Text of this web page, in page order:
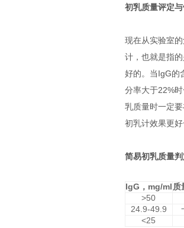
初乳质量评定
现在从实验室
计，也就是指
好的。当IgG的
分率大于22%
乳质量时一定要
初乳计效果更
简易初乳质量判
IgG ， mg/ml 质
>50
24.9-49.9
<25